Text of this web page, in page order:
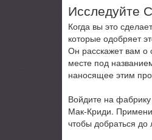
Исследуйте
Когда вы это
которые одобряет
Он расскажет вам о
месте под
наносящее этим
Войдите на
Мак-Криди.
чтобы добраться до